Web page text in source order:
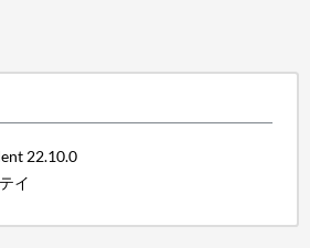
22.10.0
イ